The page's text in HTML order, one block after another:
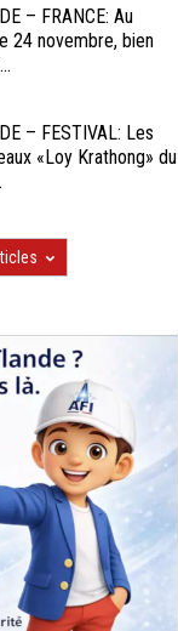
– FRANCE: Au
24 novembre, bien
– FESTIVAL: Les
«Loy Krathong» du